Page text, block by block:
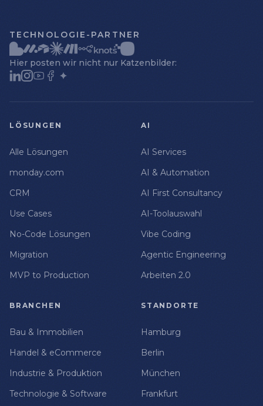
TECHNOLOGIE-PARTNER
Hier posten wir nicht nur Katzenbilder:
LÖSUNGEN
Alle Lösungen
monday.com
CRM
Use Cases
No-Code Lösungen
Migration
MVP to Production
AI
AI Services
AI & Automation
AI First Consultancy
AI-Toolauswahl
Vibe Coding
Agentic Engineering
Arbeiten 2.0
BRANCHEN
Bau & Immobilien
Handel & eCommerce
Industrie & Produktion
Technologie & Software
STANDORTE
Hamburg
Berlin
München
Frankfurt